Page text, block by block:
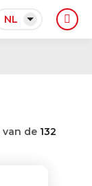
NL
van de 132